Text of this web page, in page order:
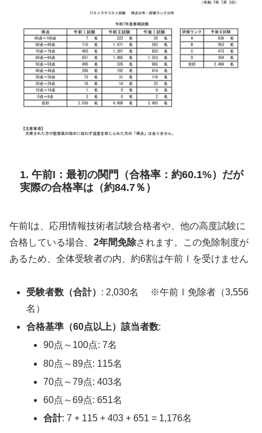
1. 午前I：最初の関門（合格率：約60.1%）だが
実際の合格率は（約84.7％）
午前Iは、応用情報技術者試験合格者や、他の高度試験に
合格している場合、 2年間免除されます。この免除制度が
あるため、全体受験者の内、約6割は午前Ⅰを受けません
受験者数（合計） : 2,030名 ※午前Ⅰ免除者（3,556
名）
合格基準（60点以上）該当者数:
90点～100点: 7名
80点～89点: 115名
70点～79点: 403名
60点～69点: 651名
合計: 7 + 115 + 403 + 651 = 1,176名